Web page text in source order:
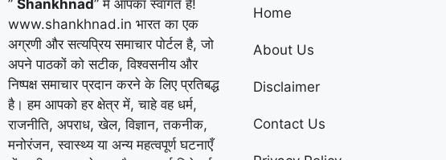
” Shankhnad” में आपका स्वागत है!
www.shankhnad.in भारत का एक
अग्रणी और सत्यप्रिय समाचार पोर्टल है, जो
अपने पाठकों को सटीक, विश्वसनीय और
निष्पक्ष समाचार प्रदान करने के लिए प्रतिबद्ध
है। हम आपको हर क्षेत्र में, चाहे वह धर्म,
राजनीति, अपराध, खेल, विज्ञान, तकनीक,
मनोरंजन, स्वास्थ्य या अन्य महत्वपूर्ण घटनाएँ
Home
About Us
Disclaimer
Contact Us